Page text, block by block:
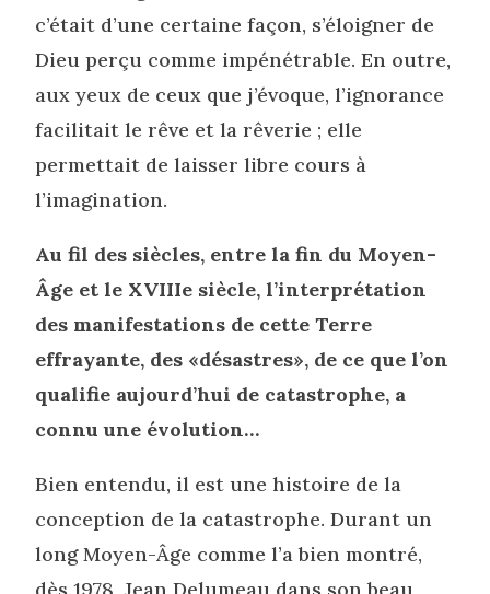
c’était d’une certaine façon, s’éloigner de
Dieu perçu comme impénétrable. En outre,
aux yeux de ceux que j’évoque, l’ignorance
facilitait le rêve et la rêverie ; elle
permettait de laisser libre cours à
l’imagination.
Au fil des siècles, entre la fin du Moyen-
Âge et le XVIIIe siècle, l’interprétation
des manifestations de cette Terre
effrayante, des «désastres», de ce que l’on
qualifie aujourd’hui de catastrophe, a
connu une évolution…
Bien entendu, il est une histoire de la
conception de la catastrophe. Durant un
long Moyen-Âge comme l’a bien montré,